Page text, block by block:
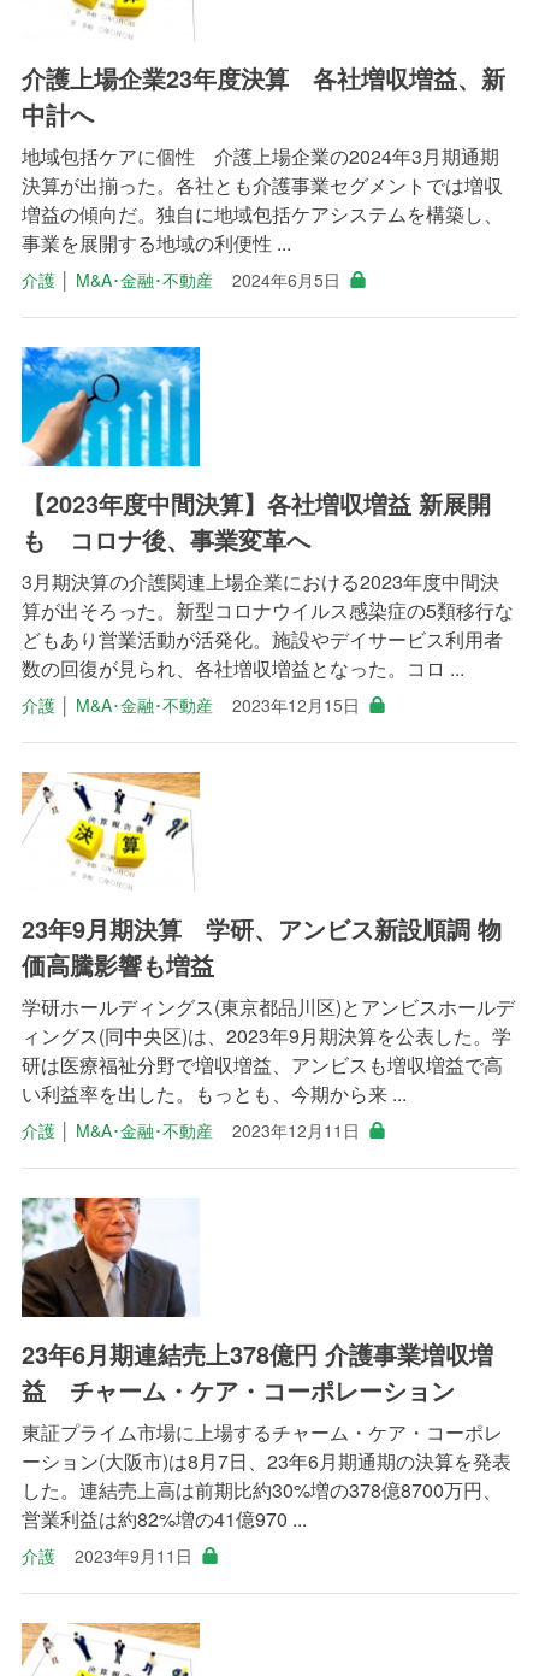
介護上場企業23年度決算 各社増収増益、新
中計へ
地域包括ケアに個性 介護上場企業の2024年3月期通期
決算が出揃った。各社とも介護事業セグメントでは増収
増益の傾向だ。独自に地域包括ケアシステムを構築し、
事業を展開する地域の利便性 ...
介護│ M&A･金融･不動産 2024年6月5日
【2023年度中間決算】各社増収増益 新展開
も コロナ後、事業変革へ
3月期決算の介護関連上場企業における2023年度中間決
算が出そろった。新型コロナウイルス感染症の5類移行な
どもあり営業活動が活発化。施設やデイサービス利用者
数の回復が見られ、各社増収増益となった。コロ ...
介護│ M&A･金融･不動産 2023年12月15日
23年9月期決算 学研、アンビス新設順調 物
価高騰影響も増益
学研ホールディングス(東京都品川区)とアンビスホールデ
ィングス(同中央区)は、2023年9月期決算を公表した。学
研は医療福祉分野で増収増益、アンビスも増収増益で高
い利益率を出した。もっとも、今期から来 ...
介護│ M&A･金融･不動産 2023年12月11日
23年6月期連結売上378億円 介護事業増収増
益 チャーム・ケア・コーポレーション
東証プライム市場に上場するチャーム・ケア・コーポレ
ーション(大阪市)は8月7日、23年6月期通期の決算を発表
した。連結売上高は前期比約30%増の378億8700万円、
営業利益は約82%増の41億970 ...
介護 2023年9月11日